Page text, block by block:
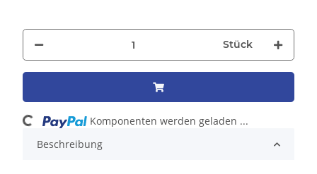
Stück
Loading...
Komponenten werden geladen ...
Beschreibung